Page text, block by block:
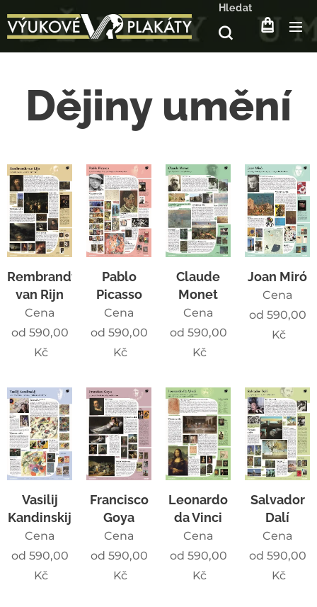
Hledat
Dějiny umění
Rembrandt
van Rijn
Cena
od 590,00
Kč
Pablo
Picasso
Cena
od 590,00
Kč
Claude
Monet
Cena
od 590,00
Kč
Joan Miró
Cena
od 590,00
Kč
Vasilij
Kandinskij
Cena
od 590,00
Kč
Francisco
Goya
Cena
od 590,00
Kč
Leonardo
da Vinci
Cena
od 590,00
Kč
Salvador
Dalí
Cena
od 590,00
Kč